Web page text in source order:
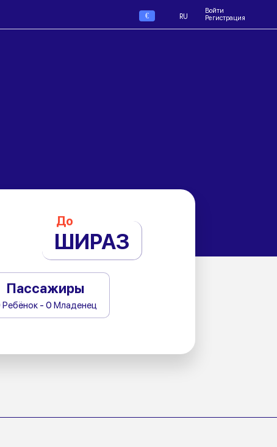
€ RU
Войти
Регистрация
До
ШИРАЗ
Пассажиры
Ребёнок - 0 Младенец